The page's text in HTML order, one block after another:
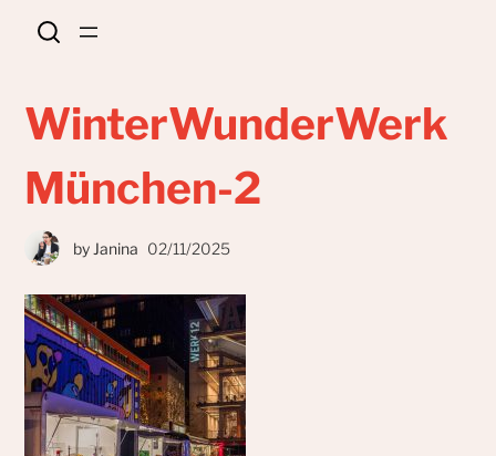
WinterWunderWerk
München-2
by Janina 02/11/2025